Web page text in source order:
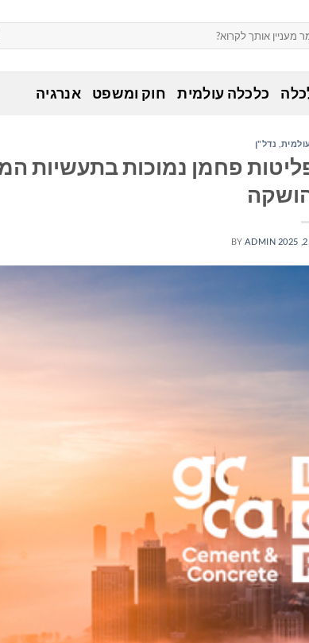
כלכלה עולמית חוק ומשפט אנרגיה
נדל"ן
פחמן נמוכות בתעשיות
BY ADMIN